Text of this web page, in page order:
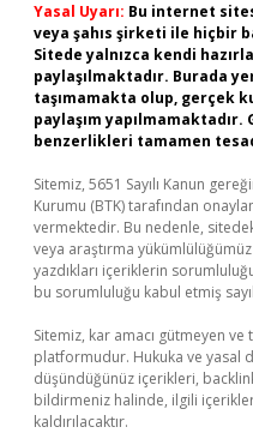
Yasal Uyarı: Bu internet
veya şahıs şirketi ile hiçbir
Sitede yalnızca kendi
paylaşılmaktadır. Burada
taşımamakta olup, gerçek
paylaşım
benzerlikleri tamamen
Sitemiz, 5651 Sayılı Kanun
Kurumu (BTK) tarafından
vermektedir. Bu nedenle,
veya araştırma
yazdıkları içeriklerin
bu sorumluluğu kabul etmiş
Sitemiz, kar amacı gütmeyen
platformudur. Hukuka ve yasal
düşündüğünüz içerikleri,
bildirmeniz halinde, ilgili
kaldırılacaktır.